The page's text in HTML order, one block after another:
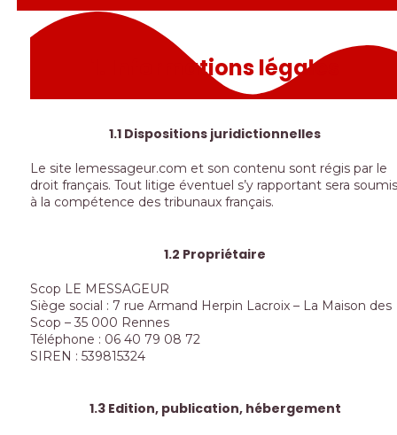
1. Informations légales
1.1 Dispositions juridictionnelles
Le site lemessageur.com et son contenu sont régis par le
droit français. Tout litige éventuel s’y rapportant sera soumis
à la compétence des tribunaux français.
1.2 Propriétaire
Scop LE MESSAGEUR
Siège social : 7 rue Armand Herpin Lacroix – La Maison des
Scop – 35 000 Rennes
Téléphone : 06 40 79 08 72
SIREN : 539815324
1.3 Edition, publication, hébergement